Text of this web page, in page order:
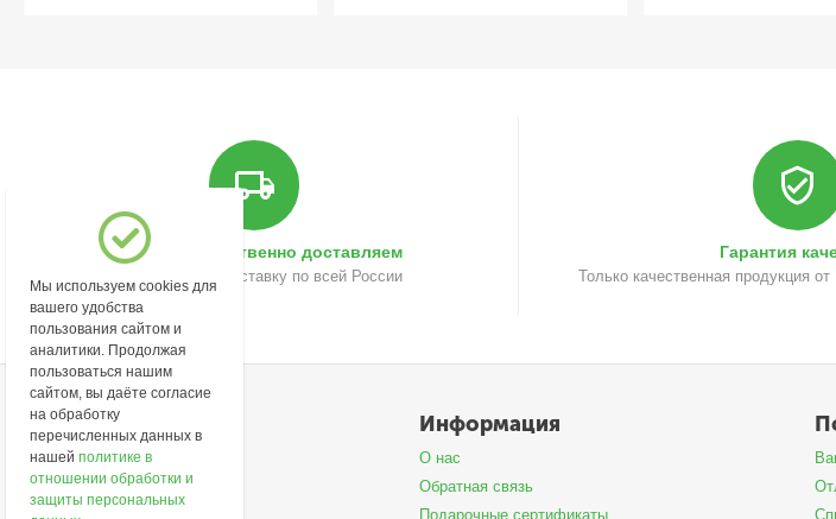
Быстро и качественно доставляем
Осуществляем доставку по всей России
Гарантия
Только качественная продукция
Моя учетная запись
Войти
Создать учетную запись
Информация
О нас
Обратная связь
Подарочные сертификаты
Мы используем cookies для
вашего удобства
пользования сайтом и
аналитики. Продолжая
пользоваться нашим
сайтом, вы даёте согласие
на обработку
перечисленных данных в
нашейполитике в
отношении обработки и
защиты персональных